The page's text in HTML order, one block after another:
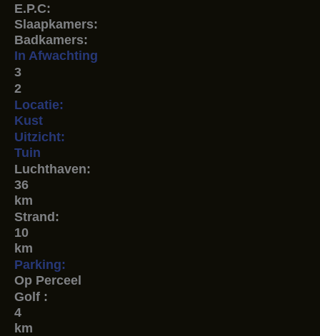
E.P.C:
Slaapkamers:
Badkamers:
In Afwachting
3
2
Locatie:
Kust
Uitzicht:
Tuin
Luchthaven:
36
km
Strand:
10
km
Parking:
Op Perceel
Golf :
4
km